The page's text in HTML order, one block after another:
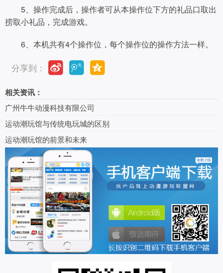
5、操作完成后，操作者可从本操作位下方的礼品口取出
捞取小礼品，完成游戏。
6、本机共有4个操作位，每个操作位的操作方法一样。
分享到：
相关资讯：
广州牛牛动漫科技有限公司
运动潮玩馆与传统电玩城的区别
运动潮玩馆的前景和未来